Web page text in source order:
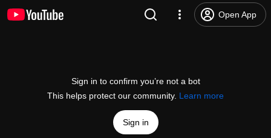
Open App
Sign in to confirm you’re not a bot
This helps protect our community. Learn more
Sign in